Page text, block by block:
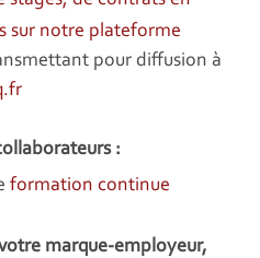
sur notre plateforme
pour diffusion à
:
formation continue
marque-employeur,